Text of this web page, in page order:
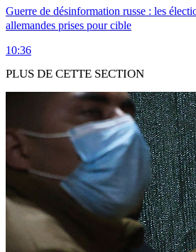
Guerre de désinformation russe : les
allemandes prises pour cible
10:36
PLUS DE CETTE SECTION